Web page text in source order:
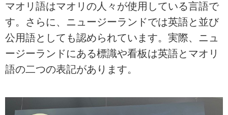
マオリ語はマオリの人々が使用している言語で
す。さらに、ニュージーランドでは英語と並び
公用語としても認められています。実際、ニュ
ージーランドにある標識や看板は英語とマオリ
語の二つの表記があります。